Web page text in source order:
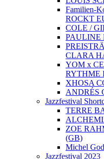
Familien-
ROCKT
COLE /
PAULINE
CLARA
YOM x
RYTHME
XHOSA
ANDRÉS
Jazzfestival
TERRE
ZOE
(GB)
Michel
Jazzfestival 2023